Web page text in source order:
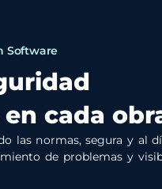
Software
cada
las normas, segura y al
de problemas y